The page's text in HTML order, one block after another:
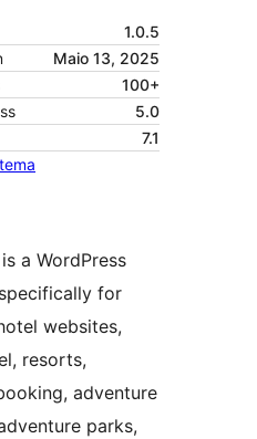
1.0.5
Maio 13, 2025
100+
5.0
7.1
a WordPress
for
websites,
resorts,
adventure
parks,